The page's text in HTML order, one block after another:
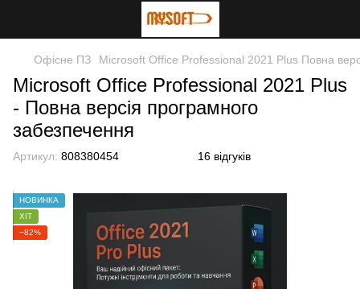
Офісне ПЗ Microsoft Office Professional 2021 Plus Повна
Microsoft Office Professional 2021 Plus
- Повна версія програмного
забезпечення
Артикул: 808380454 16 відгуків
НОВИНКА
ХІТ
−82%